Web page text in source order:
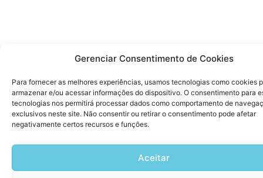
Gerenciar Consentimento de Cookies
Para fornecer as melhores experiências, usamos tecnologias como cookies
armazenar e/ou acessar informações do dispositivo. O consentimento para
tecnologias nos permitirá processar dados como comportamento de
exclusivos neste site. Não consentir ou retirar o consentimento pode afetar
negativamente certos recursos e funções.
Aceitar